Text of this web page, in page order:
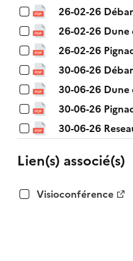
26-02-26
26-02-26
26-02-26
30-06-26
30-06-26
30-06-26
30-06-26
Lien(s) associé(s)
Visioconférence